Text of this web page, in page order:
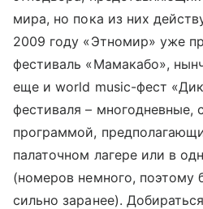
мира, но пока из них
2009 году «Этномир» уже
фестиваль «Мамакабо»,
еще и world music-фест
фестиваля – многодневные,
программой,
палаточном лагере или в
(номеров немного, поэтому
сильно заранее).